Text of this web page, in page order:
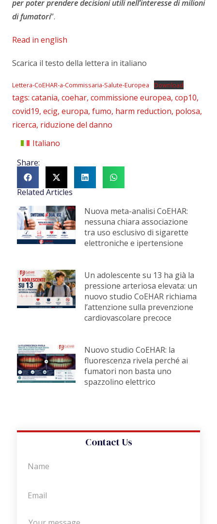
per poter prendere decisioni utili nell’interesse di milioni
di fumatori”.
Read in english
Scarica il testo della lettera in italiano
Lettera-CoEHAR-a-Commissaria-Salute-Europea Download
tags: catania, coehar, commissione europea, cop10,
covid19, ecig, europa, fumo, harm reduction, polosa,
ricerca, riduzione del danno
Italiano
Share:
Related Articles
Nuova meta-analisi CoEHAR:
nessuna chiara associazione
tra uso esclusivo di sigarette
elettroniche e ipertensione
Un adolescente su 13 ha già la
pressione arteriosa elevata: un
nuovo studio CoEHAR richiama
l’attenzione sulla prevenzione
cardiovascolare precoce
Nuovo studio CoEHAR: la
fluorescenza rivela perché ai
fumatori non basta uno
spazzolino elettrico
Contact Us